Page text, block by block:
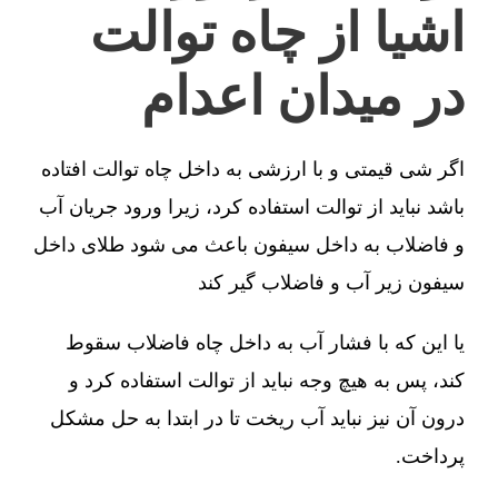
اشیا از چاه توالت
در میدان اعدام
اگر شی قیمتی و با ارزشی به داخل چاه توالت افتاده
باشد نباید از توالت استفاده کرد، زیرا ورود جریان آب
و فاضلاب به داخل سیفون باعث می شود طلای داخل
سیفون زیر آب و فاضلاب گیر کند
یا این که با فشار آب به داخل چاه فاضلاب سقوط
کند، پس به هیچ وجه نباید از توالت استفاده کرد و
درون آن نیز نباید آب ریخت تا در ابتدا به حل مشکل
پرداخت.